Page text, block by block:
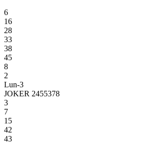
6
16
28
33
38
45
8
2
Lun-3
JOKER 2455378
3
7
15
42
43